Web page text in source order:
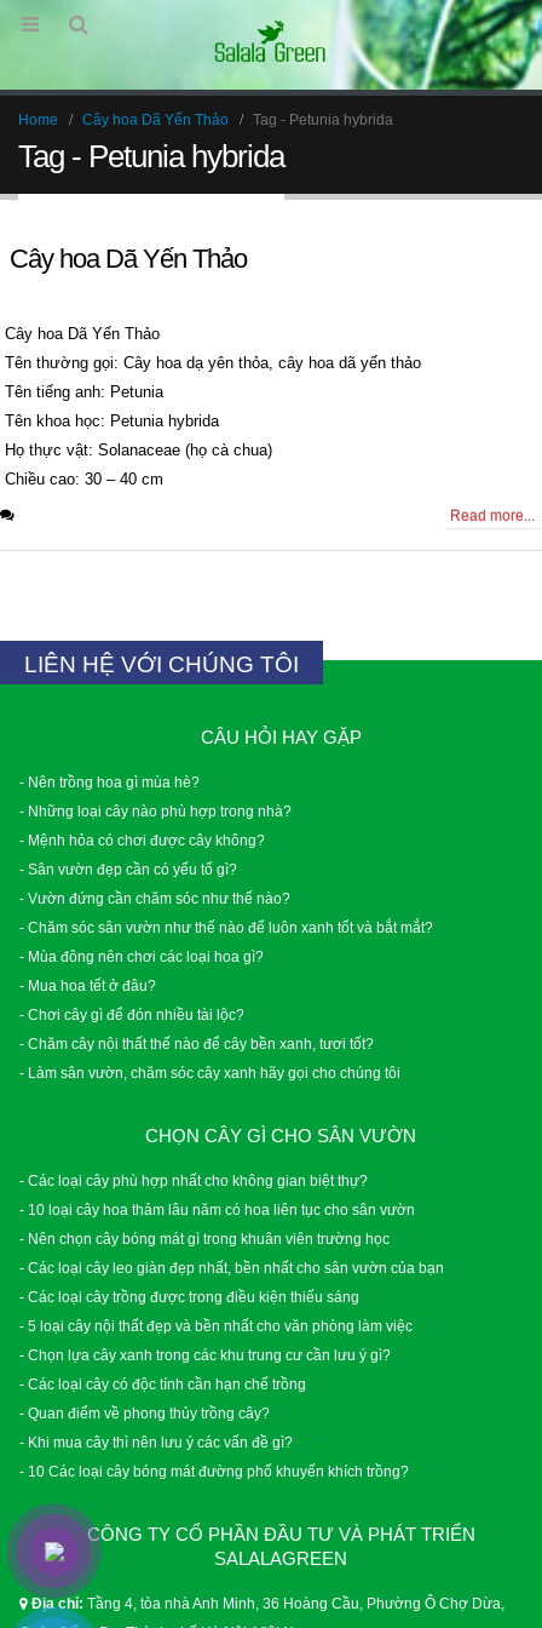
Home Cây hoa Dã Yến Thảo Tag - Petunia hybrida
Tag - Petunia hybrida
Cây hoa Dã Yến Thảo
Cây hoa Dã Yến Thảo
Tên thường gọi: Cây hoa dạ yên thỏa, cây hoa dã yến thảo
Tên tiếng anh: Petunia
Tên khoa học: Petunia hybrida
Họ thực vật: Solanaceae (họ cà chua)
Chiều cao: 30 – 40 cm
Read more...
LIÊN HỆ VỚI CHÚNG TÔI
CÂU HỎI HAY GẶP
- Nên trồng hoa gì mùa hè?
- Những loại cây nào phù hợp trong nhà?
- Mệnh hỏa có chơi được cây không?
- Sân vườn đẹp cần có yếu tố gì?
- Vườn đứng cần chăm sóc như thế nào?
- Chăm sóc sân vườn như thế nào để luôn xanh tốt và bắt mắt?
- Mùa đông nên chơi các loại hoa gì?
- Mua hoa tết ở đâu?
- Chơi cây gì để đón nhiều tài lộc?
- Chăm cây nội thất thế nào để cây bền xanh, tươi tốt?
- Làm sân vườn, chăm sóc cây xanh hãy gọi cho chúng tôi
CHỌN CÂY GÌ CHO SÂN VƯỜN
- Các loại cây phù hợp nhất cho không gian biệt thự?
- 10 loại cây hoa thảm lâu năm có hoa liên tục cho sân vườn
- Nên chọn cây bóng mát gì trong khuân viên trường học
- Các loại cây leo giàn đẹp nhất, bền nhất cho sân vườn của bạn
- Các loại cây trồng được trong điều kiện thiếu sáng
- 5 loại cây nội thất đẹp và bền nhất cho văn phòng làm việc
- Chọn lựa cây xanh trong các khu trung cư cần lưu ý gì?
- Các loại cây có độc tính cần hạn chế trồng
- Quan điểm về phong thủy trồng cây?
- Khi mua cây thì nên lưu ý các vấn đề gì?
- 10 Các loại cây bóng mát đường phố khuyến khích trồng?
CÔNG TY CỔ PHẦN ĐẦU TƯ VÀ PHÁT TRIỂN
SALALAGREEN
Địa chỉ: Tầng 4, tòa nhà Anh Minh, 36 Hoàng Cầu, Phường Ô Chợ Dừa,